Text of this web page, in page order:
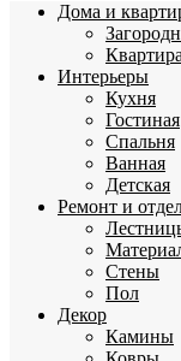
Дома и
Квартира
Интерьеры
Кухня
Гостиная
Спальня
Ванная
Детская
Ремонт и
Стены
Пол
Декор
Камины